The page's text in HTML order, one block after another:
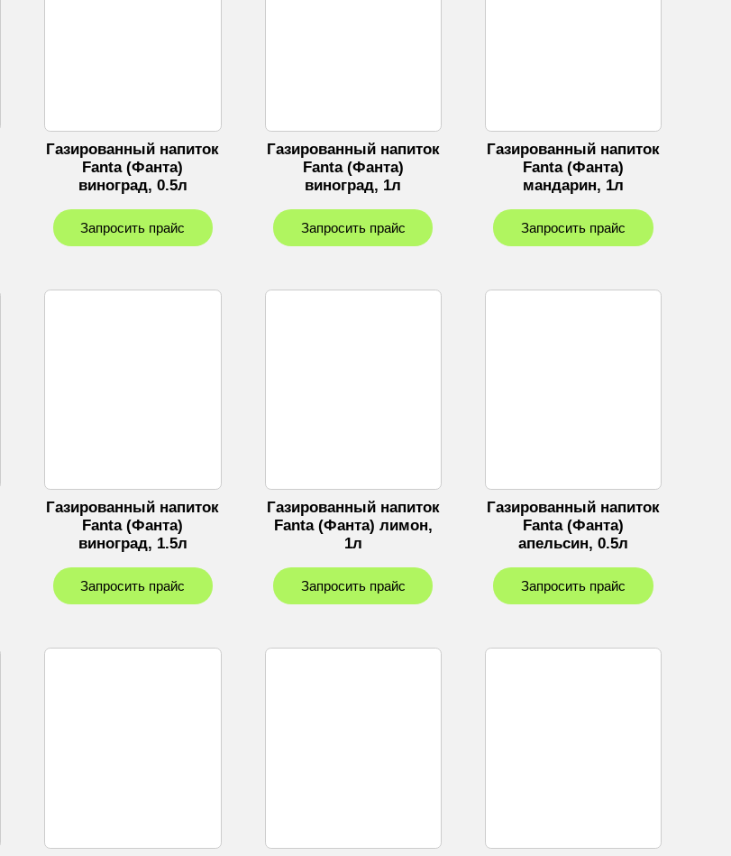
Газированный напиток
Fanta (Фанта)
виноград, 0.5л
Запросить прайс
Газированный напиток
Fanta (Фанта)
виноград, 1л
Запросить прайс
Газированный напиток
Fanta (Фанта)
мандарин, 1л
Запросить прайс
Газированный напиток
Fanta (Фанта)
виноград, 1.5л
Запросить прайс
Газированный напиток
Fanta (Фанта) лимон,
1л
Запросить прайс
Газированный напиток
Fanta (Фанта)
апельсин, 0.5л
Запросить прайс